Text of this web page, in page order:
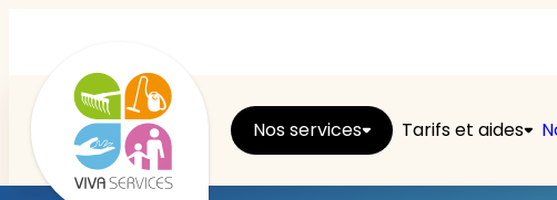
Nos services Tarifs et aides